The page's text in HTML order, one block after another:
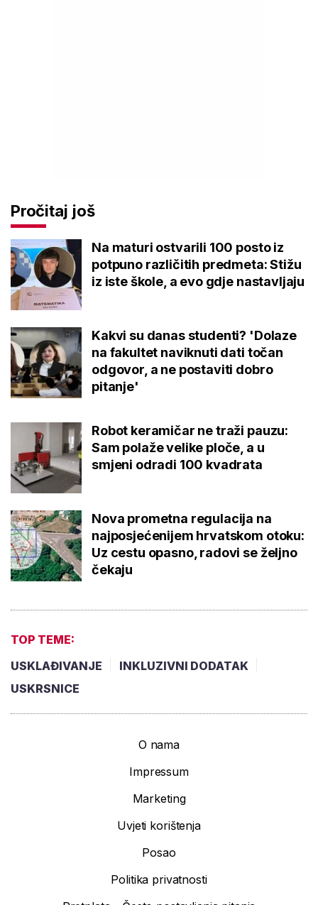
Pročitaj još
Na maturi ostvarili 100 posto iz
potpuno različitih predmeta: Stižu
iz iste škole, a evo gdje nastavljaju
Kakvi su danas studenti? 'Dolaze
na fakultet naviknuti dati točan
odgovor, a ne postaviti dobro
pitanje'
Robot keramičar ne traži pauzu:
Sam polaže velike ploče, a u
smjeni odradi 100 kvadrata
Nova prometna regulacija na
najposjećenijem hrvatskom otoku:
Uz cestu opasno, radovi se željno
čekaju
TOP TEME:
USKLAĐIVANJE
INKLUZIVNI DODATAK
USKRSNICE
O nama
Impressum
Marketing
Uvjeti korištenja
Posao
Politika privatnosti